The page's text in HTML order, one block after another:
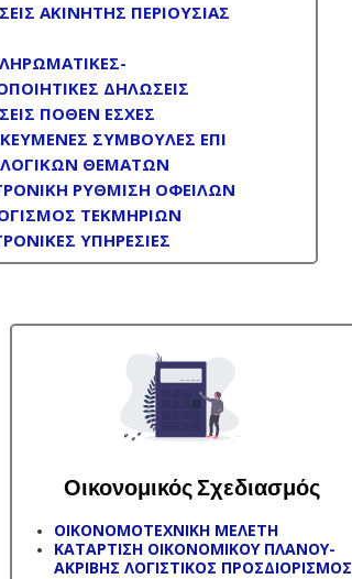
Οικονομικός Σχεδιασμός
ΟΙΚΟΝΟΜΟΤΕΧΝΙΚΗ ΜΕΛΕΤΗ
ΚΑΤΑΡΤΙΣΗ ΟΙΚΟΝΟΜΙΚΟΥ ΠΛΑΝΟΥ-
ΑΚΡΙΒΗΣ ΛΟΓΙΣΤΙΚΟΣ ΠΡΟΣΔΙΟΡΙΣΜΟΣ
ΑΚΙΝΗΤΗΣ ΠΕΡΙΟΥΣΙΑΣ
ΔΗΛΩΣΕΙΣ
ΠΟΘΕΝ ΕΣΧΕΣ
ΣΥΜΒΟΥΛΕΣ ΕΠΙ
ΘΕΜΑΤΩΝ
ΡΥΘΜΙΣΗ ΟΦΕΙΛΩΝ
ΤΕΚΜΗΡΙΩΝ
ΥΠΗΡΕΣΙΕΣ